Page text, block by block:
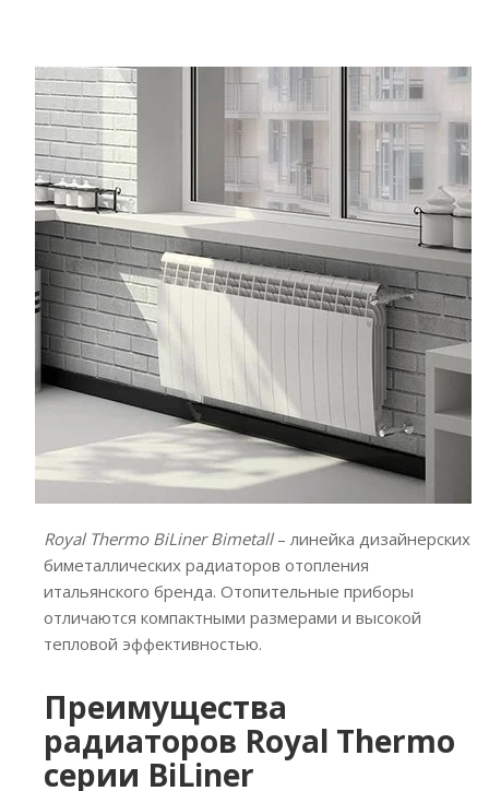
Royal Thermo BiLiner Bimetall – линейка дизайнерских
биметаллических радиаторов отопления
итальянского бренда. Отопительные приборы
отличаются компактными размерами и высокой
тепловой эффективностью.
Преимущества
радиаторов Royal Thermo
серии BiLiner